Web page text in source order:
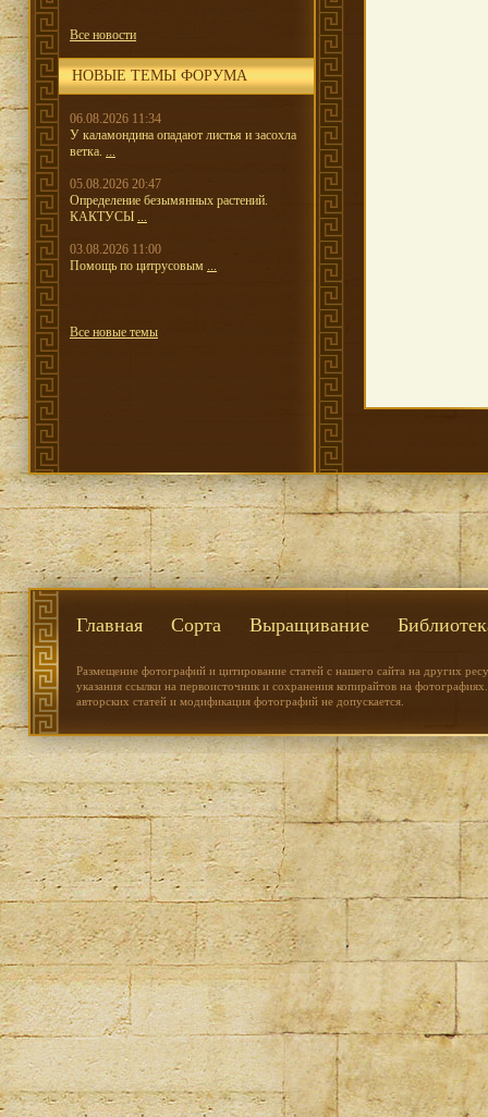
Все новости
НОВЫЕ ТЕМЫ ФОРУМА
06.08.2026 11:34
У каламондина опадают листья и засохла
ветка. ...
05.08.2026 20:47
Определение безымянных растений.
КАКТУСЫ ...
03.08.2026 11:00
Помощь по цитрусовым ...
Все новые темы
Главная Сорта Выращивание
Размещение фотографий и цитирование статей с нашего сайта на других
указания ссылки на первоисточник и сохранения копирайтов на
авторских статей и модификация фотографий не допускается.